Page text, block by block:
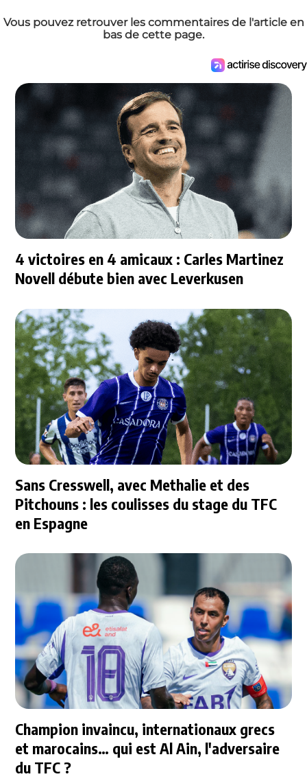
Vous pouvez retrouver les commentaires de l'article en
bas de cette page.
4 victoires en 4 amicaux : Carles Martinez
Novell débute bien avec Leverkusen
Sans Cresswell, avec Methalie et des
Pitchouns : les coulisses du stage du TFC
en Espagne
Champion invaincu, internationaux grecs
et marocains… qui est Al Ain, l'adversaire
du TFC ?